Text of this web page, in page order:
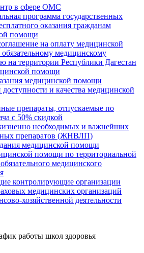
в сфере ОМС
программа государственных
оказания гражданам
помощи
на оплату медицинской
медицинскому
на территории Республики Дагестан
помощи
медицинской помощи
доступности и качества медицинской
препараты, отпускаемые по
с 50% скидкой
необходимых и важнейших
препаратов (ЖНВЛП)
медицинской помощи
помощи по территориальной
медицинского
контролирующие организации
медицинских организаций
хозяйственной деятельности
работы школ здоровья